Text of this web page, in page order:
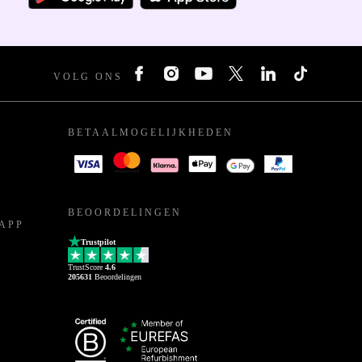
VOLG ONS
BETAALMOGELIJKHEDEN
BEOORDELINGEN
Trustpilot
TrustScore 4.6
205631 Beoordelingen